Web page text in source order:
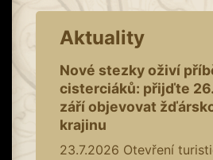
Aktuality
Nové stezky oživí
cisterciáků: přijďte
září objevovat
krajinu
23.7.2026 Otevření